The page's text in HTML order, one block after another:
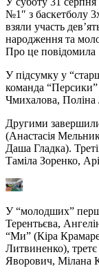
№1″ з баскетболу
взяли участь
народження та
Про це повідомила
У підсумку у
команда
Чмихалова,
Другими
(Анастасія
Даша Гладка).
Таміла Зоренко,
У “молодших”
Терентьєва,
“Ми” (Кіра
Литвиненко),
Яворович, Мілана